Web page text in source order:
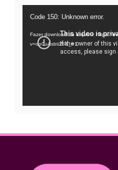
Tocador
vídeo
Code 150: Unknown error.
Fazer download do arquivo: https://
v=oo0uAsbti28&_=1